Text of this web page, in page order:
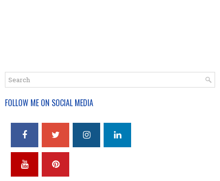
FOLLOW ME ON SOCIAL MEDIA